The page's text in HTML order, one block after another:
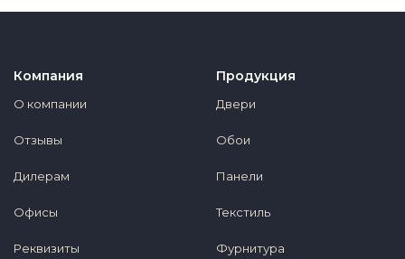
Компания
О компании
Отзывы
Дилерам
Офисы
Реквизиты
Продукция
Двери
Обои
Панели
Текстиль
Фурнитура